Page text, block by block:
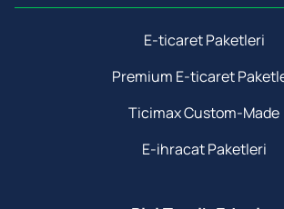
E-ticaret Paketleri
Premium E-ticaret
Ticimax Custom-Made
E-ihracat Paketleri